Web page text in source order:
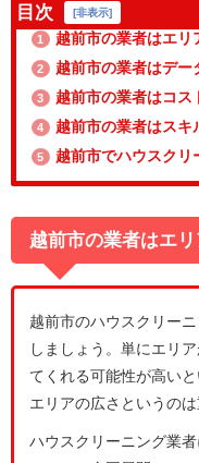
目次 [非表示]
1 越前市の業者はエリ
2 越前市の業者はデー
3 越前市の業者はコス
4 越前市の業者はスキ
5 越前市でハウスクリ
越前市の業者はエ
越前市のハウスクリー
しましょう。単にエリ
てくれる可能性が高い
エリアの広さというのは
ハウスクリーニング業